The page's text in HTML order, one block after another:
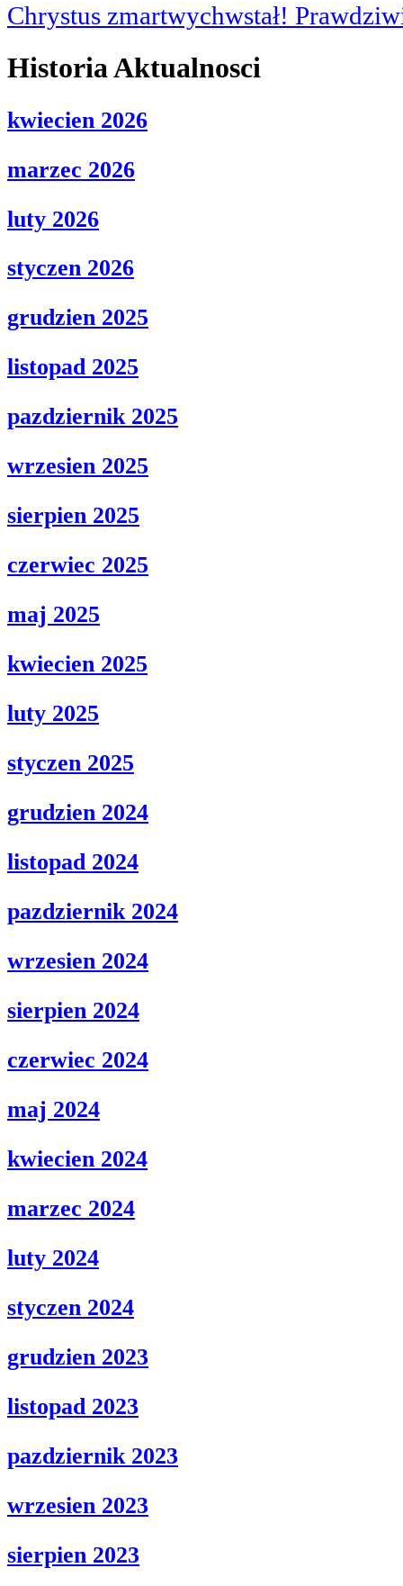
Chrystus zmartwychwstał!
Historia Aktualnosci
kwiecien 2026
marzec 2026
luty 2026
styczen 2026
grudzien 2025
listopad 2025
pazdziernik 2025
wrzesien 2025
sierpien 2025
czerwiec 2025
maj 2025
kwiecien 2025
luty 2025
styczen 2025
grudzien 2024
listopad 2024
pazdziernik 2024
wrzesien 2024
sierpien 2024
czerwiec 2024
maj 2024
kwiecien 2024
marzec 2024
luty 2024
styczen 2024
grudzien 2023
listopad 2023
pazdziernik 2023
wrzesien 2023
sierpien 2023